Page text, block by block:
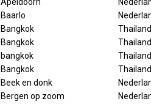
Apeldoorn
Baarlo
Bangkok
Thailand
Bangkok
Thailand
bangkok
Thailand
Bangkok
Thailand
Beek en donk
Bergen op zoom